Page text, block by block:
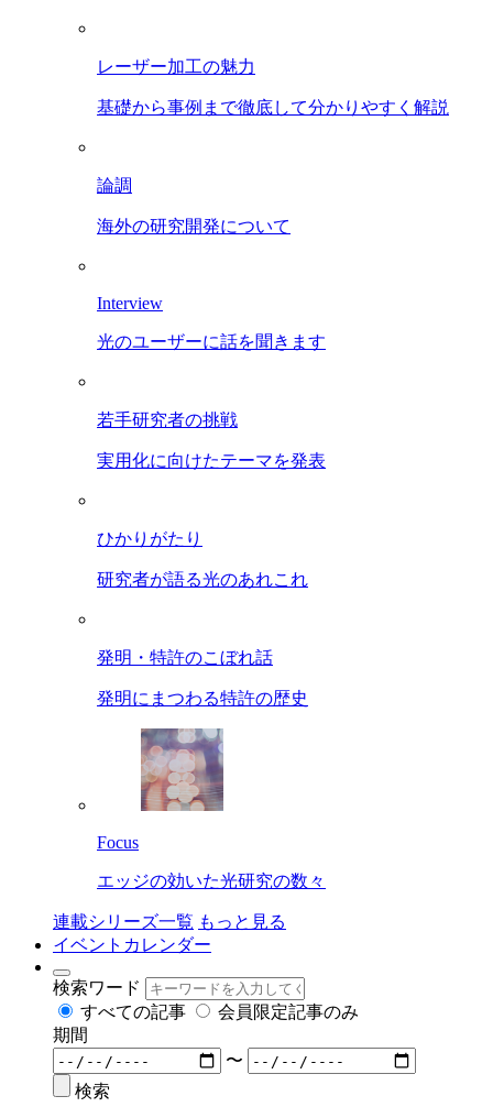
レーザー加工の魅力
基礎から事例まで徹底して分かりやすく解説
論調
海外の研究開発について
Interview
光のユーザーに話を聞きます
若手研究者の挑戦
実用化に向けたテーマを発表
ひかりがたり
研究者が語る光のあれこれ
発明・特許のこぼれ話
発明にまつわる特許の歴史
Focus
エッジの効いた光研究の数々
連載シリーズ一覧 もっと見る
イベントカレンダー
検索ワード
すべての記事
会員限定記事のみ
期間
〜
検索